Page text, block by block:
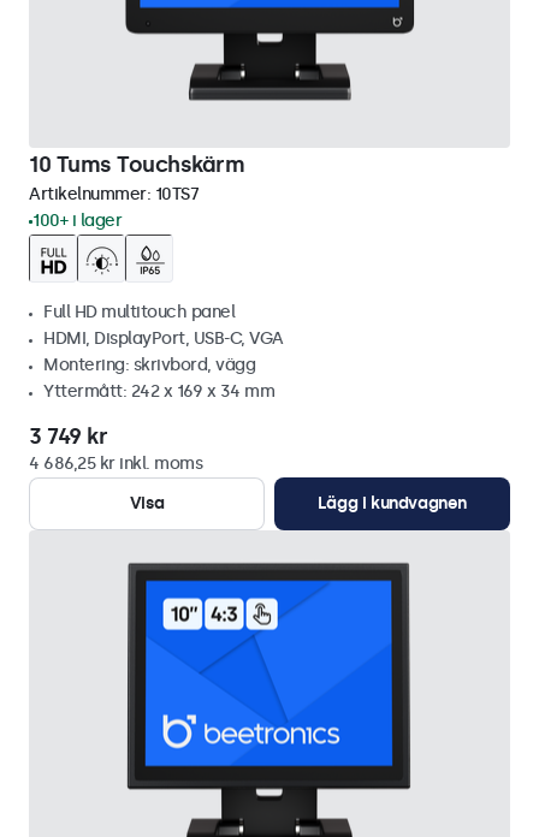
10 Tums Touchskärm
Artikelnummer: 10TS7
100+ i lager
Full HD multitouch panel
HDMI, DisplayPort, USB-C, VGA
Montering: skrivbord, vägg
Yttermått: 242 x 169 x 34 mm
3 749 kr
4 686,25 kr inkl. moms
Visa
Lägg i kundvagnen